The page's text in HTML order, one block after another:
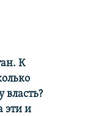
К
власть?
эти и